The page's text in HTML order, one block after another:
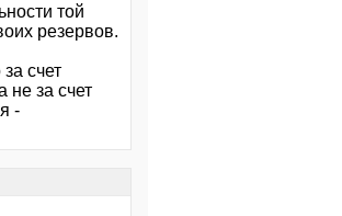
той
резервов.
счет
не за счет
-